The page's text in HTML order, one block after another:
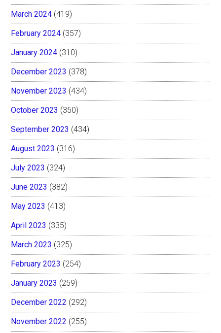
March 2024 (419)
February 2024 (357)
January 2024 (310)
December 2023 (378)
November 2023 (434)
October 2023 (350)
September 2023 (434)
August 2023 (316)
July 2023 (324)
June 2023 (382)
May 2023 (413)
April 2023 (335)
March 2023 (325)
February 2023 (254)
January 2023 (259)
December 2022 (292)
November 2022 (255)